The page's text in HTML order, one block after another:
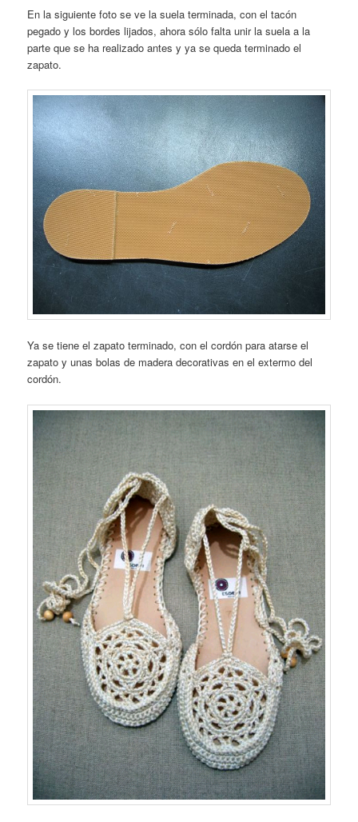
En la siguiente foto se ve la suela terminada, con el tacón
pegado y los bordes lijados, ahora sólo falta unir la suela a la
parte que se ha realizado antes y ya se queda terminado el
zapato.
Ya se tiene el zapato terminado, con el cordón para atarse el
zapato y unas bolas de madera decorativas en el extermo del
cordón.